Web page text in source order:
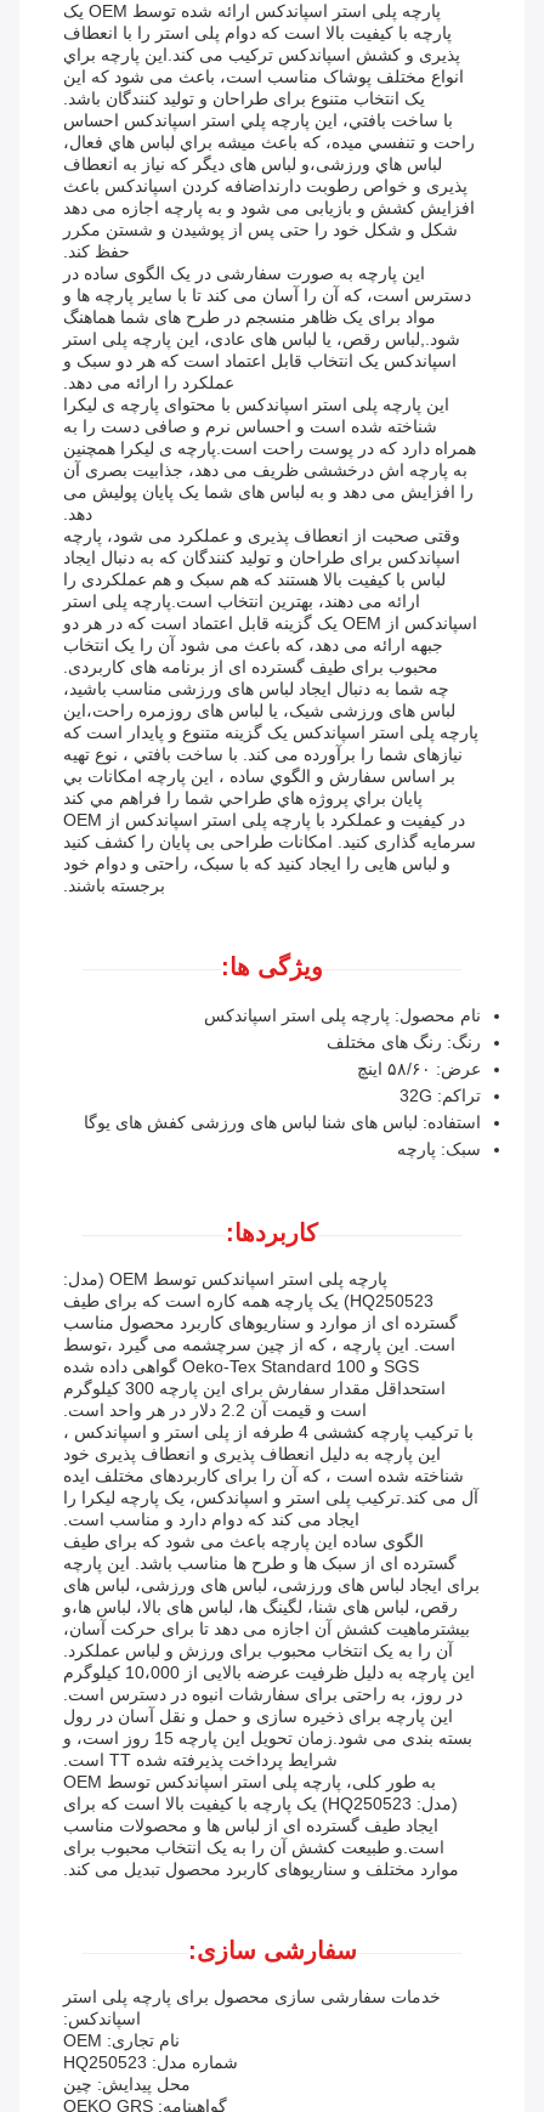
پارچه پلی استر اسپاندکس ارائه شده توسط OEM یک
پارچه با کیفیت بالا است که دوام پلی استر را با انعطاف
پذیری و کشش اسپاندکس ترکیب می کند.اين پارچه براي
انواع مختلف پوشاک مناسب است، باعث می شود که این
یک انتخاب متنوع برای طراحان و تولید کنندگان باشد.
با ساخت بافتي، اين پارچه پلي استر اسپاندکس احساس
راحت و تنفسي ميده، که باعث ميشه براي لباس هاي فعال،
لباس هاي ورزشی،و لباس های دیگر که نیاز به انعطاف
پذیری و خواص رطوبت دارنداضافه کردن اسپاندکس باعث
افزایش کشش و بازیابی می شود و به پارچه اجازه می دهد
شکل و شکل خود را حتی پس از پوشیدن و شستن مکرر
حفظ کند.
این پارچه به صورت سفارشی در یک الگوی ساده در
دسترس است، که آن را آسان می کند تا با سایر پارچه ها و
مواد برای یک ظاهر منسجم در طرح های شما هماهنگ
شود.,لباس رقص، یا لباس های عادی، این پارچه پلی استر
اسپاندکس یک انتخاب قابل اعتماد است که هر دو سبک و
عملکرد را ارائه می دهد.
این پارچه پلی استر اسپاندکس با محتوای پارچه ی لیکرا
شناخته شده است و احساس نرم و صافی دست را به
همراه دارد که در پوست راحت است.پارچه ی لیکرا همچنین
به پارچه اش درخششی ظریف می دهد، جذابیت بصری آن
را افزایش می دهد و به لباس های شما یک پایان پولیش می
دهد.
وقتی صحبت از انعطاف پذیری و عملکرد می شود، پارچه
اسپاندکس برای طراحان و تولید کنندگان که به دنبال ایجاد
لباس با کیفیت بالا هستند که هم سبک و هم عملکردی را
ارائه می دهند، بهترین انتخاب است.پارچه پلی استر
اسپاندکس از OEM یک گزینه قابل اعتماد است که در هر دو
جبهه ارائه می دهد، که باعث می شود آن را یک انتخاب
محبوب برای طیف گسترده ای از برنامه های کاربردی.
چه شما به دنبال ایجاد لباس های ورزشی مناسب باشید،
لباس های ورزشی شیک، یا لباس های روزمره راحت،این
پارچه پلی استر اسپاندکس یک گزینه متنوع و پایدار است که
نیازهای شما را برآورده می کند. با ساخت بافتي ، نوع تهيه
بر اساس سفارش و الگوي ساده ، اين پارچه امكانات بي
پايان براي پروژه هاي طراحي شما را فراهم مي کند
در کیفیت و عملکرد با پارچه پلی استر اسپاندکس از OEM
سرمایه گذاری کنید. امکانات طراحی بی پایان را کشف کنید
و لباس هایی را ایجاد کنید که با سبک، راحتی و دوام خود
برجسته باشند.
ویژگی ها:
نام محصول: پارچه پلی استر اسپاندکس
رنگ: رنگ های مختلف
عرض: ۵۸/۶۰ اینچ
تراکم: 32G
استفاده: لباس های شنا لباس های ورزشی کفش های یوگا
سبک: پارچه
کاربردها:
پارچه پلی استر اسپاندکس توسط OEM (مدل:
HQ250523) یک پارچه همه کاره است که برای طیف
گسترده ای از موارد و سناریوهای کاربرد محصول مناسب
است. این پارچه ، که از چین سرچشمه می گیرد ،توسط
SGS و Oeko-Tex Standard 100 گواهی داده شده
استحداقل مقدار سفارش برای این پارچه 300 کیلوگرم
است و قیمت آن 2.2 دلار در هر واحد است.
با ترکیب پارچه کششی 4 طرفه از پلی استر و اسپاندکس ،
این پارچه به دلیل انعطاف پذیری و انعطاف پذیری خود
شناخته شده است ، که آن را برای کاربردهای مختلف ایده
آل می کند.ترکیب پلی استر و اسپاندکس، یک پارچه لیکرا را
ایجاد می کند که دوام دارد و مناسب است.
الگوی ساده این پارچه باعث می شود که برای طیف
گسترده ای از سبک ها و طرح ها مناسب باشد. این پارچه
برای ایجاد لباس های ورزشی، لباس های ورزشی، لباس های
رقص، لباس های شنا، لگینگ ها، لباس های بالا، لباس ها،و
بیشترماهیت کشش آن اجازه می دهد تا برای حرکت آسان،
آن را به یک انتخاب محبوب برای ورزش و لباس عملکرد.
این پارچه به دلیل ظرفیت عرضه بالایی از 10،000 کیلوگرم
در روز، به راحتی برای سفارشات انبوه در دسترس است.
این پارچه برای ذخیره سازی و حمل و نقل آسان در رول
بسته بندی می شود.زمان تحویل این پارچه 15 روز است، و
شرایط پرداخت پذیرفته شده TT است.
به طور کلی، پارچه پلی استر اسپاندکس توسط OEM
(مدل: HQ250523) یک پارچه با کیفیت بالا است که برای
ایجاد طیف گسترده ای از لباس ها و محصولات مناسب
است.و طبیعت کشش آن را به یک انتخاب محبوب برای
موارد مختلف و سناریوهای کاربرد محصول تبدیل می کند.
سفارشی سازی:
خدمات سفارشی سازی محصول برای پارچه پلی استر
اسپاندکس:
نام تجاری: OEM
شماره مدل: HQ250523
محل پیدایش: چین
گواهینامه: OEKO GRS